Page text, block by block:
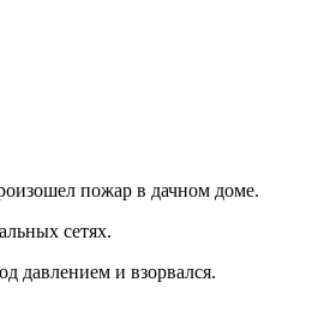
пожар в дачном доме.
сетях.
давлением и взорвался.